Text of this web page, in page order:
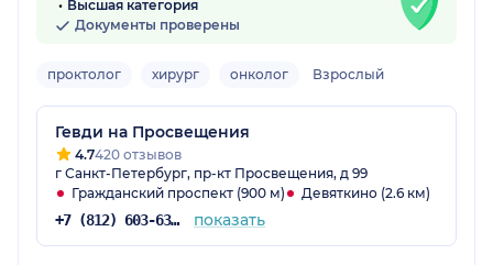
Высшая категория
Документы проверены
проктолог хирург онколог Взрослый
Гевди на Просвещения
4.7420 отзывов
г Санкт-Петербург, пр-кт Просвещения, д 99
Гражданский проспект (900 м)
Девяткино (2.6 км)
+7 (812) 603-63-52 показать